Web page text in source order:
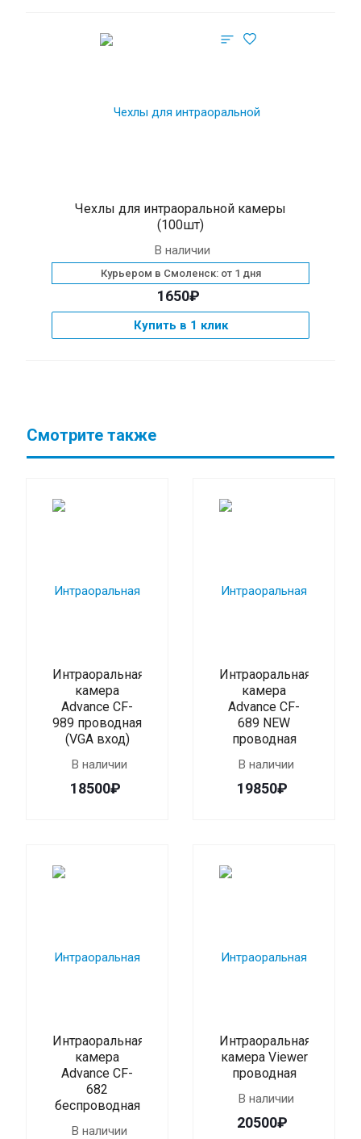
Чехлы для интраоральной камеры
(100шт)
В наличии
Курьером в Смоленск: от 1 дня
1650₽
Купить в 1 клик
Смотрите также
Интраоральная
камера
Advance CF-
989 проводная
(VGA вход)
В наличии
18500₽
Интраоральная
камера
Advance CF-
689 NEW
проводная
В наличии
19850₽
Интраоральная
камера
Advance CF-
682
беспроводная
В наличии
Интраоральная
камера Viewer
проводная
В наличии
20500₽